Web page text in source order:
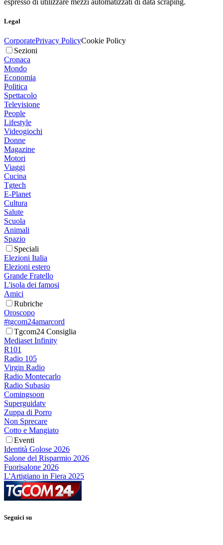
Legal
CorporatePrivacy PolicyCookie Policy
Sezioni
Cronaca
Mondo
Economia
Politica
Spettacolo
Televisione
People
Lifestyle
Videogiochi
Donne
Magazine
Motori
Viaggi
Cucina
Tgtech
E-Planet
Cultura
Salute
Scuola
Animali
Spazio
Speciali
Elezioni Italia
Elezioni estero
Grande Fratello
L'isola dei famosi
Amici
Rubriche
Oroscopo
#tgcom24amarcord
Tgcom24 Consiglia
Mediaset Infinity
R101
Radio 105
Virgin Radio
Radio Montecarlo
Radio Subasio
Comingsoon
Superguidatv
Zuppa di Porro
Non Sprecare
Cotto e Mangiato
Eventi
Identità Golose 2026
Salone del Risparmio 2026
Fuorisalone 2026
L'Artigiano in Fiera 2025
Seguici su